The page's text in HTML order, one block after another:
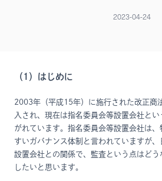
2023-04-24
（1）はじめに
2003年（平成15年）に施行された改正商
入され、現在は指名委員会等設置会社と
がれています。指名委員会等設置会社は
すいガバナンス体制と言われていますが
設置会社との関係で、監査という点はど
したいと思います。